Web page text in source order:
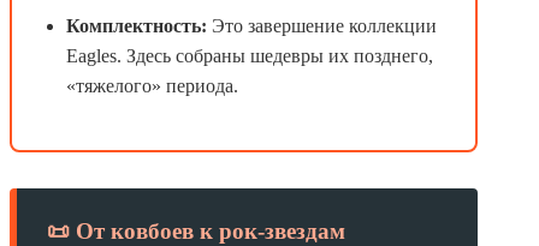
Комплектность: Это завершение коллекции
Eagles. Здесь собраны шедевры их позднего,
«тяжелого» периода.
📜 От ковбоев к рок-звездам